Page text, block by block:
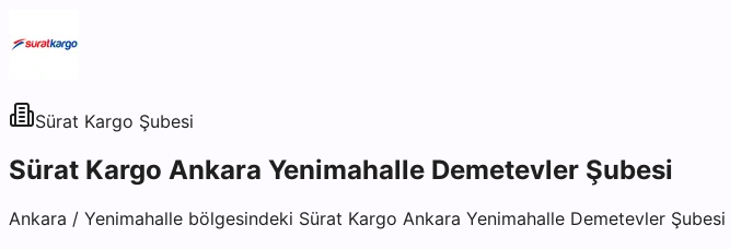
Sürat Kargo Şubesi
Sürat Kargo Ankara Yenimahalle Demetevler Şubesi
Ankara / Yenimahalle bölgesindeki Sürat Kargo Ankara Yenimahalle Demetevler Şubesi